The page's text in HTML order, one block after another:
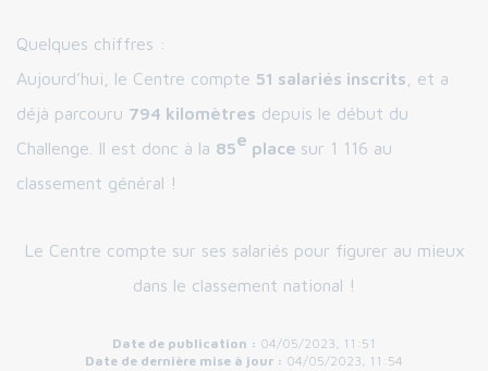
Quelques chiffres :
Aujourd’hui, le Centre compte 51 salariés inscrits , et a
déjà parcouru 794 kilomètres depuis le début du
Challenge. Il est donc à la 85e place sur 1 116 au
classement général !
Le Centre compte sur ses salariés pour figurer au mieux
dans le classement national !
Date de publication : 04/05/2023, 11:51
Date de dernière mise à jour : 04/05/2023, 11:54